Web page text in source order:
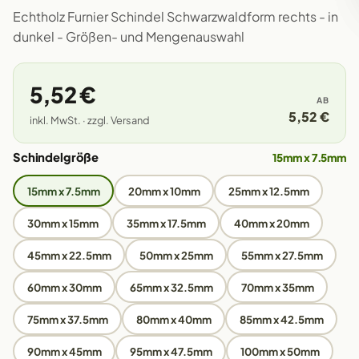
Echtholz Furnier Schindel Schwarzwaldform rechts - in
dunkel - Größen- und Mengenauswahl
5,52 €
inkl. MwSt. · zzgl. Versand
AB
5,52 €
Schindelgröße 15mm x 7.5mm
15mm x 7.5mm 20mm x 10mm 25mm x 12.5mm
30mm x 15mm 35mm x 17.5mm 40mm x 20mm
45mm x 22.5mm 50mm x 25mm 55mm x 27.5mm
60mm x 30mm 65mm x 32.5mm 70mm x 35mm
75mm x 37.5mm 80mm x 40mm 85mm x 42.5mm
90mm x 45mm 95mm x 47.5mm 100mm x 50mm